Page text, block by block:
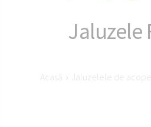
Jaluzele
Acasă › Jaluzelele de